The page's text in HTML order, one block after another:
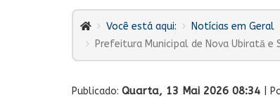
Você está aqui:
Notícias em Geral
Prefeitura Municipal de Nova Ubirată
Publicado: Quarta, 13 Mai 2026 08:34 |